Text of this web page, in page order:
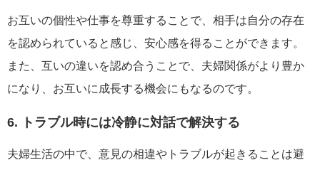
お互いの個性や仕事を尊重することで、相手は自分の存在
を認められていると感じ、安心感を得ることができます。
また、互いの違いを認め合うことで、夫婦関係がより豊か
になり、お互いに成長する機会にもなるのです。
6. トラブル時には冷静に対話で解決する
夫婦生活の中で、意見の相違やトラブルが起きることは避